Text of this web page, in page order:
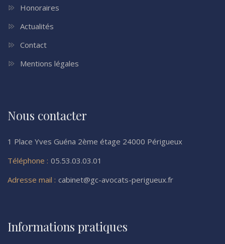
Honoraires
Actualités
Contact
Mentions légales
Nous contacter
1 Place Yves Guéna 2ème étage 24000 Périgueux
Téléphone : 05.53.03.03.01
Adresse mail : cabinet@gc-avocats-perigueux.fr
Informations pratiques